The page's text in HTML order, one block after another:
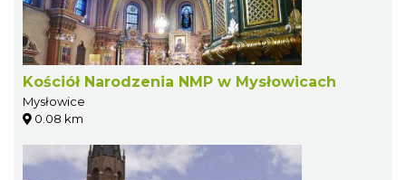
Kościół Narodzenia NMP w Mysłowicach
Mysłowice
0.08 km